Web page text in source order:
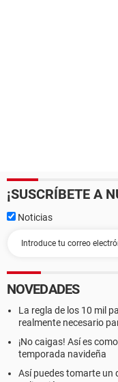
¡SUSCRÍBETE A
Noticias
NOVEDADES
La regla de los 10 mil
realmente necesario
¡No caigas! Así es
temporada navideña
Así puedes tomarte un